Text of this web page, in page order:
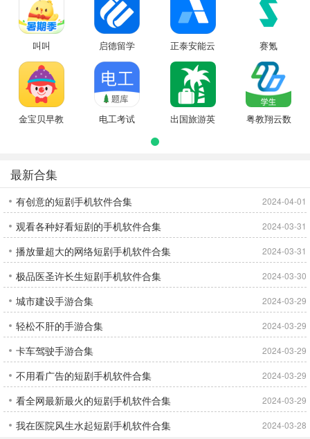
叫叫 启德留学
正泰安能云
管家
赛氪
金宝贝早教 电工考试
出国旅游英
粤教翔云数
最新合集
有创意的短剧手机软件合集 2024-04-01
观看各种好看短剧的手机软件合集 2024-03-31
播放量超大的网络短剧手机软件合集 2024-03-31
极品医圣许长生短剧手机软件合集 2024-03-30
城市建设手游合集 2024-03-29
轻松不肝的手游合集 2024-03-29
卡车驾驶手游合集 2024-03-29
不用看广告的短剧手机软件合集 2024-03-29
看全网最新最火的短剧手机软件合集 2024-03-29
我在医院风生水起短剧手机软件合集 2024-03-28